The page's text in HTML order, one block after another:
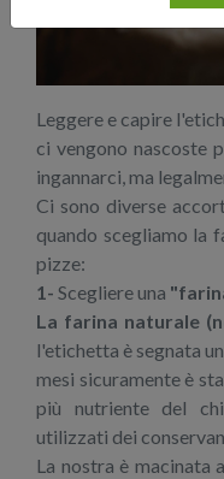
Leggere e capire
ci vengono nascoste
ingannarci, ma
Ci sono diverse
quando scegliamo la
pizze:
1- Scegliere una
La farina naturale
l'etichetta è segnata
mesi sicuramente è
più nutriente del
utilizzati dei
La nostra è macinata